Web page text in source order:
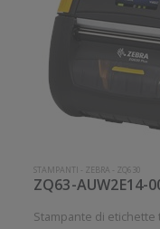
STAMPANTI - ZEBRA - ZQ630
Stampante di etichette